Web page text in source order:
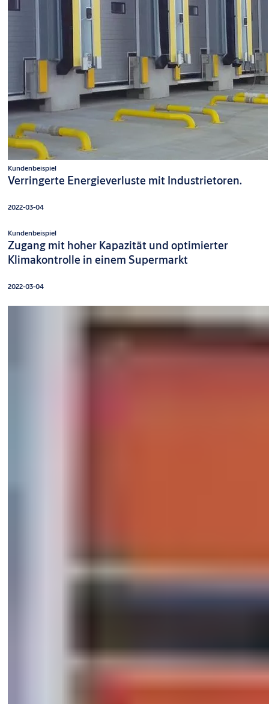
Kundenbeispiel
Verringerte Energieverluste mit Industrietoren.
2022-03-04
Kundenbeispiel
Zugang mit hoher Kapazität und optimierter
Klimakontrolle in einem Supermarkt
2022-03-04